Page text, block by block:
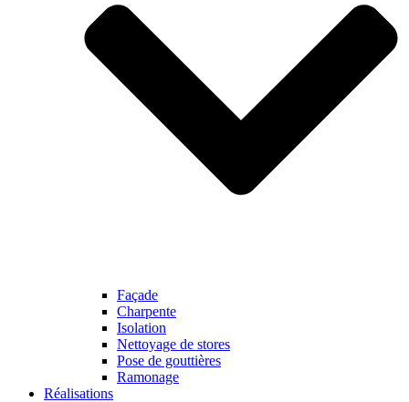
Façade
Charpente
Isolation
Nettoyage de stores
Pose de gouttières
Ramonage
Réalisations